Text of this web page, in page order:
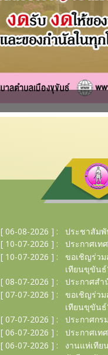
[ 06-08-2026 ] :
ประชาสัมพั
[ 10-07-2026 ] :
ประกาศเท
[ 10-07-2026 ] :
ขอเชิญร่วม
เทียนขุขัน
[ 08-07-2026 ] :
ประกาศสำ
[ 07-07-2026 ] :
ขอเชิญร่วม
เทียนขุขัน
[ 07-07-2026 ] :
ประกาศกร
[ 06-07-2026 ] :
ประกาศเท
[ 06-07-2026 ] :
งานแห่เทีย